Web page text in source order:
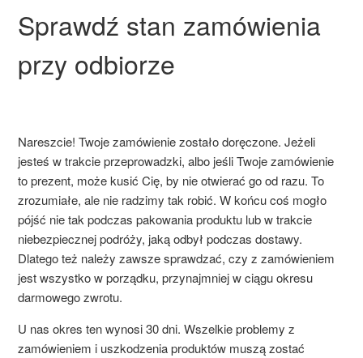
Sprawdź stan zamówienia
przy odbiorze
Nareszcie! Twoje zamówienie zostało doręczone. Jeżeli
jesteś w trakcie przeprowadzki, albo jeśli Twoje zamówienie
to prezent, może kusić Cię, by nie otwierać go od razu. To
zrozumiałe, ale nie radzimy tak robić. W końcu coś mogło
pójść nie tak podczas pakowania produktu lub w trakcie
niebezpiecznej podróży, jaką odbył podczas dostawy.
Dlatego też należy zawsze sprawdzać, czy z zamówieniem
jest wszystko w porządku, przynajmniej w ciągu okresu
darmowego zwrotu.
U nas okres ten wynosi 30 dni. Wszelkie problemy z
zamówieniem i uszkodzenia produktów muszą zostać